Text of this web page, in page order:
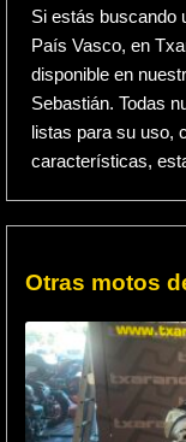
Si estás buscando
País Vasco, en
disponible en
Sebastián. Todas
listas para su uso,
características,
Otras motos